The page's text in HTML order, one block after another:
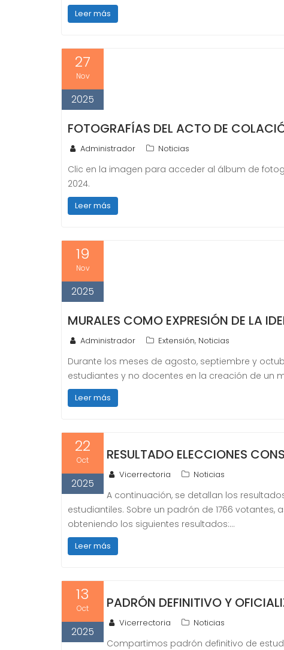
Leer más
27
Nov
2025
FOTOGRAFÍAS DEL ACTO DE
Administrador Noticias
Clic en la imagen para acceder al álbum de
2024.
Leer más
19
Nov
2025
MURALES COMO EXPRESIÓN DE LA
Administrador Extensión, Noticias
Durante los meses de agosto, septiembre y
estudiantes y no docentes en la creación de un
Leer más
22
Oct
2025
RESULTADO ELECCIONES
Vicerrectoria Noticias
A continuación, se detallan los
estudiantiles. Sobre un padrón de 1766 votantes,
obteniendo los siguientes resultados:…
Leer más
13
Oct
2025
PADRÓN DEFINITIVO Y
Vicerrectoria Noticias
Compartimos padrón definitivo de